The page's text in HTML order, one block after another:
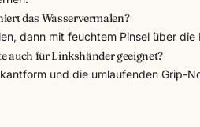
das Wasservermalen?
dann mit feuchtem Pinsel über
auch für Linkshänder geeignet?
und die umlaufenden Grip-